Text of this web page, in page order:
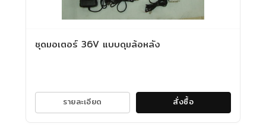
ชุดมอเตอร์ 36V แบบดุมล้อหลัง
รายละเอียด สั่งซื้อ